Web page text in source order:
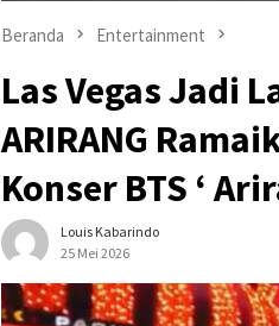
Beranda Entertainment
Las Vegas Jadi
ARIRANG
Konser BTS ‘
Louis Kabarindo
25 Mei 2026